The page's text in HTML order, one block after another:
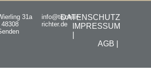
31a
48308
info@tischler-
richter.de
DATENSCHUTZ
IMPRESSUM
AGB |